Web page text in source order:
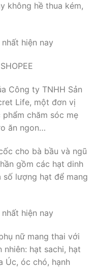
không hề thua kém,
Công ty TNHH Sản
Life, một đơn vị
chăm sóc mẹ
ăn ngon…
cho bà bầu và ngũ
gồm các hạt dinh
lượng hạt để mang
nữ mang thai với
nhiên: hạt sachi, hạt
Úc, óc chó, hạnh